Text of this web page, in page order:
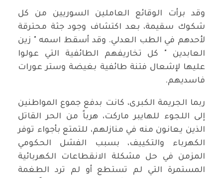
وقد برأت الوقائع العاملين السوريين من كل
شكوك سقيمة، بعد اكتشاف وجود جثة محترقة
لأحدهم في الطب العدلي. وقد أسقط اسمه " زين
العابدين " كل تخاريفهم الطائفية التي عولوا
عليها لإشعال فتنة طائفية بغيضة وستر عورات
فاسديهم.
ربما الجريمة الكبرى، كانت بدفع جموع المواطنين
إلى اللجوء للهايبر ماركت، هرباً من الحر القاتل
الذين يعانون منه في منازلهم، للتمتع بأجواء توفر
الكهرباء والتكييف، بسبب الفشل الحكومي
المزمن في حل مشكلة الانقطاعات الكهربائية
المستمرة التي لم تستطع أو لم ترد الطغمة